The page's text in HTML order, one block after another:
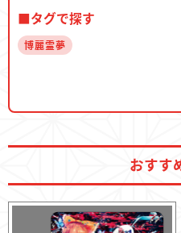
■タグで探す
博麗霊夢
おすす